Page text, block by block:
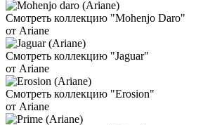
Смотреть коллекцию "Mohenjo Daro"
от Ariane
Смотреть коллекцию "Jaguar"
от Ariane
Смотреть коллекцию "Erosion"
от Ariane